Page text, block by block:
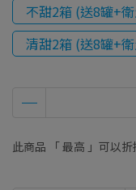
不甜2箱 (送8罐+
清甜2箱 (送8罐+
此商品 「 最高 」可以